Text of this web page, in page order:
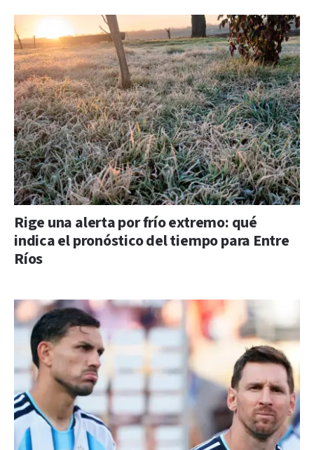
Rige una alerta por frío extremo: qué
indica el pronóstico del tiempo para Entre
Ríos